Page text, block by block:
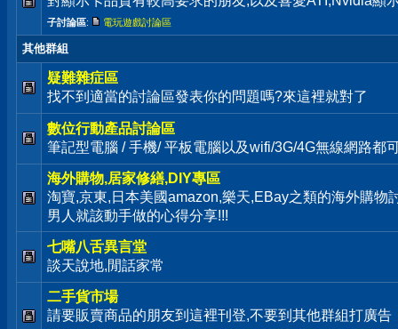
子討論區: 電玩遊戲討論區
其他群組
疑難雜症區
找不到適當的討論區發表你的問題嗎?來這裡就對了
數位行動產品討論區
筆記型電腦 / 手機/ 平板電腦以及wifi/3G/4G無線網路都
海外購物,居家修繕,DIY專區
淘寶,京東,日本美國amazon,樂天,EBay之類的海外購物
男人就該動手做的心得分享!!!
七嘴八舌異言堂
談天說地,閒話家常
二手貨市場
請要販賣商品的朋友到這裡刊登,不要到其他群組打廣告